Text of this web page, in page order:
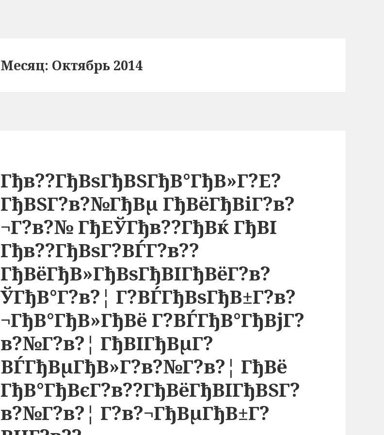
Месяц: Октябрь 2014
Гђв??ГђВѕГђВЅГђВ°ГђВ»Г?Е?
ГђВЅГ?в?№ГђВµ ГђВёГђВіГ?в?
¬Г?в?№ ГђЕЎГђв??ГђВќ ГђВІ
Гђв??ГђВѕГ?ВЃГ?в??
ГђВёГђВ»ГђВѕГђВІГђВёГ?в?
ЎГђВ°Г?в?¦ Г?ВЃГђВѕГђВ±Г?в?
¬ГђВ°ГђВ»ГђВё Г?ВЃГђВ°ГђВјГ?
в?№Г?в?¦ ГђВІГђВµГ?
ВЃГђВµГђВ»Г?в?№Г?в?¦ ГђВё
ГђВ°ГђВєГ?в??ГђВёГђВІГђВЅГ?
в?№Г?в?¦ Г?в?¬ГђВµГђВ±Г?